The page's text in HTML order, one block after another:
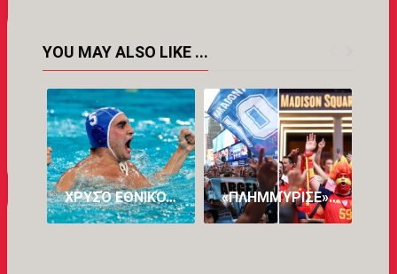
YOU MAY ALSO LIKE ...
ΧΡΥΣΌ ΕΘΝΙΚΌ… ΌΝΕΙΡΟ: Η ΕΛΛΆΔΑΡΑ ΣΤΗΝ ΚΟΡΥΦΉ ΤΟΥ ΠΛΑΝΉΤΗ ΚΑΤΑΤΡΟΠΏΝΟΝΤΑΣ ΤΗΝ ΟΥΓΓΑΡΊΑ! «ΠΛΗΜΜΎΡΙΣΕ» ΜΕ… ΤΡΕΛΑΜΈΝΟΥΣ ΑΡΓΕΝΤΙΝΟΎΣ ΚΑΙ ΙΣΠΑΝΟΎΣ Η ΝΈΑ ΥΌΡΚΗ ΕΝ ΌΨΕΙ ΤΟΥ ΜΕΓΆΛΟΥ ΤΕΛΙΚΟΎ